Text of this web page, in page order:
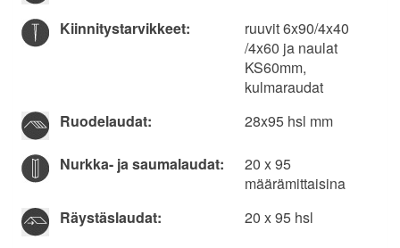
Kiinnitys­tarvikkeet:
ruuvit 6x90/4x40
/4x60 ja naulat
KS60mm,
kulmaraudat
Ruodelaudat:
28x95 hsl mm
Nurkka- ja saumalaudat:
20 x 95
määrämittaisina
Räystäslaudat:
20 x 95 hsl­